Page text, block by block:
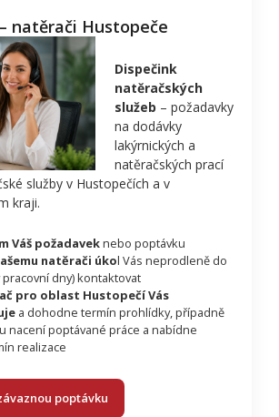
natěrači Hustopeče
Dispečink
natěračských
služeb – požadavky
na dodávky
lakýrnických a
natěračských prací
služby v Hustopečích a v
kraji.
Váš požadaveknebo poptávku
natěrači úkol Vás neprodleně do
dny) kontaktovat
pro oblast Hustopečí Vás
a dohodne termín prohlídky, případně
nacení poptávané práce a nabídne
realizace
poptávku